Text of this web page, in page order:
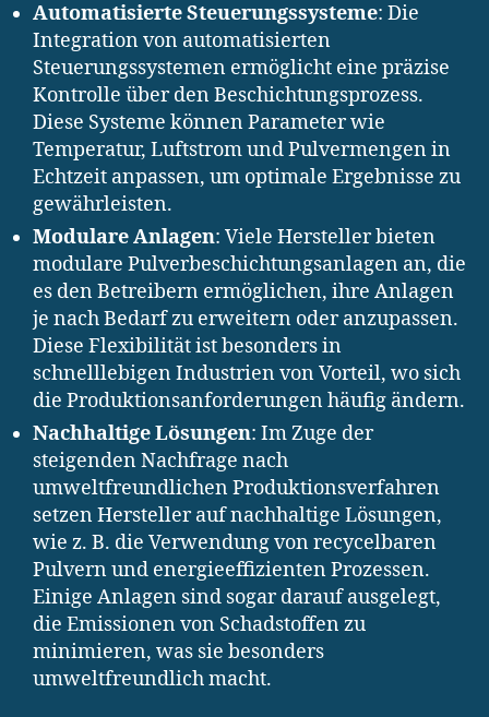
Automatisierte Steuerungssysteme: Die
Integration von automatisierten
Steuerungssystemen ermöglicht eine präzise
Kontrolle über den Beschichtungsprozess.
Diese Systeme können Parameter wie
Temperatur, Luftstrom und Pulvermengen in
Echtzeit anpassen, um optimale Ergebnisse zu
gewährleisten.
Modulare Anlagen: Viele Hersteller bieten
modulare Pulverbeschichtungsanlagen an, die
es den Betreibern ermöglichen, ihre Anlagen
je nach Bedarf zu erweitern oder anzupassen.
Diese Flexibilität ist besonders in
schnelllebigen Industrien von Vorteil, wo sich
die Produktionsanforderungen häufig ändern.
Nachhaltige Lösungen: Im Zuge der
steigenden Nachfrage nach
umweltfreundlichen Produktionsverfahren
setzen Hersteller auf nachhaltige Lösungen,
wie z. B. die Verwendung von recycelbaren
Pulvern und energieeffizienten Prozessen.
Einige Anlagen sind sogar darauf ausgelegt,
die Emissionen von Schadstoffen zu
minimieren, was sie besonders
umweltfreundlich macht.